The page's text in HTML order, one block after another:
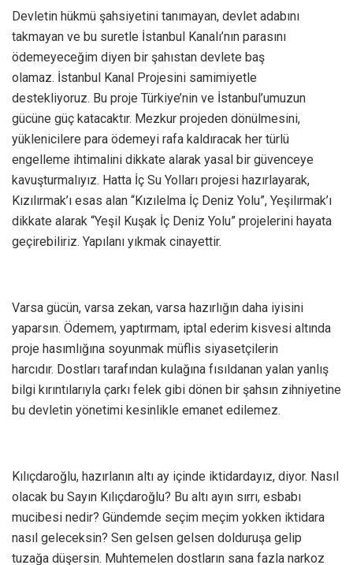
Devletin hükmü şahsiyetini tanımayan, devlet adabını
takmayan ve bu suretle İstanbul Kanalı’nın parasını
ödemeyeceğim diyen bir şahıstan devlete baş
olamaz. İstanbul Kanal Projesini samimiyetle
destekliyoruz. Bu proje Türkiye’nin ve İstanbul’umuzun
gücüne güç katacaktır. Mezkur projeden dönülmesini,
yüklenicilere para ödemeyi rafa kaldıracak her türlü
engelleme ihtimalini dikkate alarak yasal bir güvenceye
kavuşturmalıyız. Hatta İç Su Yolları projesi hazırlayarak,
Kızılırmak’ı esas alan “Kızılelma İç Deniz Yolu”, Yeşilırmak’ı
dikkate alarak “Yeşil Kuşak İç Deniz Yolu” projelerini hayata
geçirebiliriz. Yapılanı yıkmak cinayettir.
Varsa gücün, varsa zekan, varsa hazırlığın daha iyisini
yaparsın. Ödemem, yaptırmam, iptal ederim kisvesi altında
proje hasımlığına soyunmak müflis siyasetçilerin
harcıdır. Dostları tarafından kulağına fısıldanan yalan yanlış
bilgi kırıntılarıyla çarkı felek gibi dönen bir şahsın zihniyetine
bu devletin yönetimi kesinlikle emanet edilemez.
Kılıçdaroğlu, hazırlanın altı ay içinde iktidardayız, diyor. Nasıl
olacak bu Sayın Kılıçdaroğlu? Bu altı ayın sırrı, esbabı
mucibesi nedir? Gündemde seçim meçim yokken iktidara
nasıl geleceksin? Sen gelsen gelsen dolduruşa gelip
tuzağa düşersin. Muhtemelen dostların sana fazla narkoz